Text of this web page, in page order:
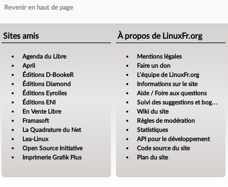
Revenir en haut de page
Sites amis
Agenda du Libre
April
Éditions D-BookeR
Éditions Diamond
Éditions Eyrolles
Éditions ENI
En Vente Libre
Framasoft
La Quadrature du Net
Lea-Linux
Open Source Initiative
Imprimerie Grafik Plus
À propos de LinuxFr.org
Mentions légales
Faire un don
L’équipe de LinuxFr.org
Informations sur le site
Aide / Foire aux questions
Suivi des suggestions et bogues
Wiki du site
Règles de modération
Statistiques
API pour le développement
Code source du site
Plan du site